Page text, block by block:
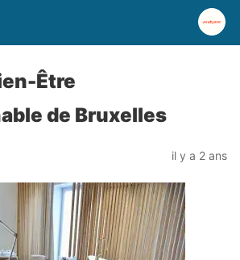
Être
de Bruxelles
il y a 2 ans